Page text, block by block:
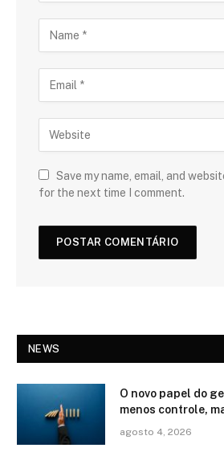
Save my name, email, and
for the next time I comment.
NEWS
O novo papel do
menos controle,
agosto 4, 2026